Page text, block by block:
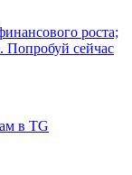
роста;
Попробуй сейчас